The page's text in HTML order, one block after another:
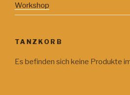
Workshop
TANZKORB
Es befinden sich keine Produkte